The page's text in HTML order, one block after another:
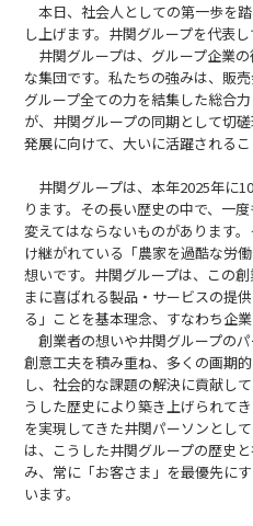
本日、社会人としての第一歩を
し上げます。井関グループを代表
井関グループは、グループ企業
な集団です。私たちの強みは、販
グループ全ての力を結集した総合
が、井関グループの同期として切
発展に向けて、大いに活躍されるこ
井関グループは、本年2025年に
ります。その長い歴史の中で、一
変えてはならないものがあります
け継がれている「農家を過酷な労
想いです。井関グループは、この
まに喜ばれる製品・サービスの提
る」ことを基本理念、すなわち企
創業者の想いや井関グループの
創意工夫を積み重ね、多くの画期
し、社会的な課題の解決に貢献し
うした歴史により築き上げられて
を実現してきた井関パーソンとし
は、こうした井関グループの歴史
み、常に「お客さま」を最優先に
います。